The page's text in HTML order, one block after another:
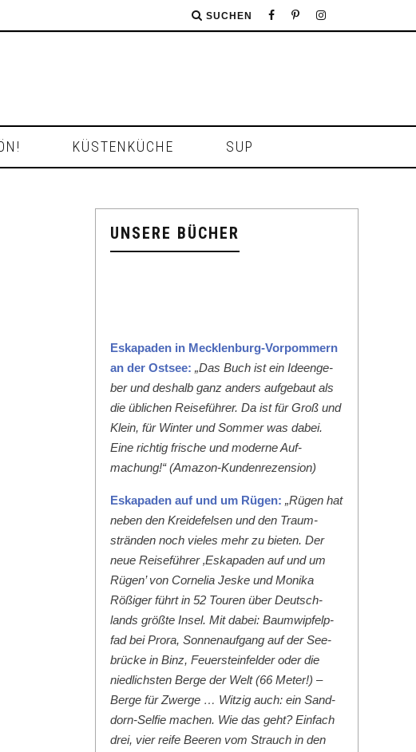
SUCHEN
KÜSTENKÜCHE SUP
UNSERE BÜCHER
Eska­paden in Meck­len­burg-Vor­pom­mern
an der Ost­see: „Das Buch ist ein Ideenge­
ber und deshalb ganz anders aufge­baut als
die üblichen Reise­führer. Da ist für Groß und
Klein, für Win­ter und Som­mer was dabei.
Eine richtig frische und mod­erne Auf­
machung!“ (Ama­zon-Kun­den­rezen­sion)
Eska­paden auf und um Rügen: „Rügen hat
neben den Krei­de­felsen und den Traum­
strän­den noch vieles mehr zu bieten. Der
neue Reise­führer ‚Eska­paden auf und um
Rügen’ von Cor­nelia Jeske und Moni­ka
Rößiger führt in 52 Touren über Deutsch­
lands größte Insel. Mit dabei: Baumwipfelp­
fad bei Pro­ra, Son­nenauf­gang auf der See­
brücke in Binz, Feuer­ste­in­felder oder die
niedlich­sten Berge der Welt (66 Meter!) –
Berge für Zwerge … Witzig auch: ein Sand­
dorn-Self­ie machen. Wie das geht? Ein­fach
drei, vier reife Beeren vom Strauch in den